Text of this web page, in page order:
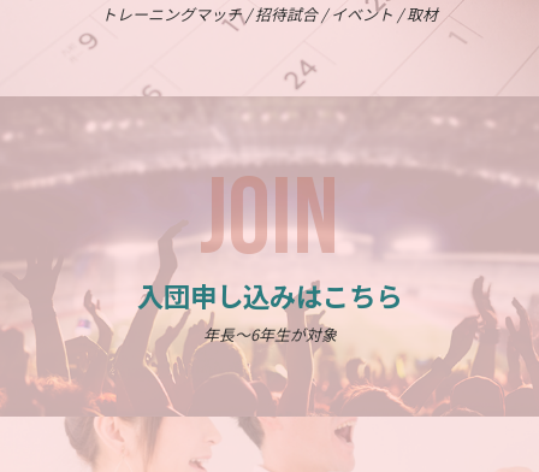
トレーニングマッチ / 招待試合 / イベント / 取材
JOIN
入団申し込みはこちら
年長～6年生が対象